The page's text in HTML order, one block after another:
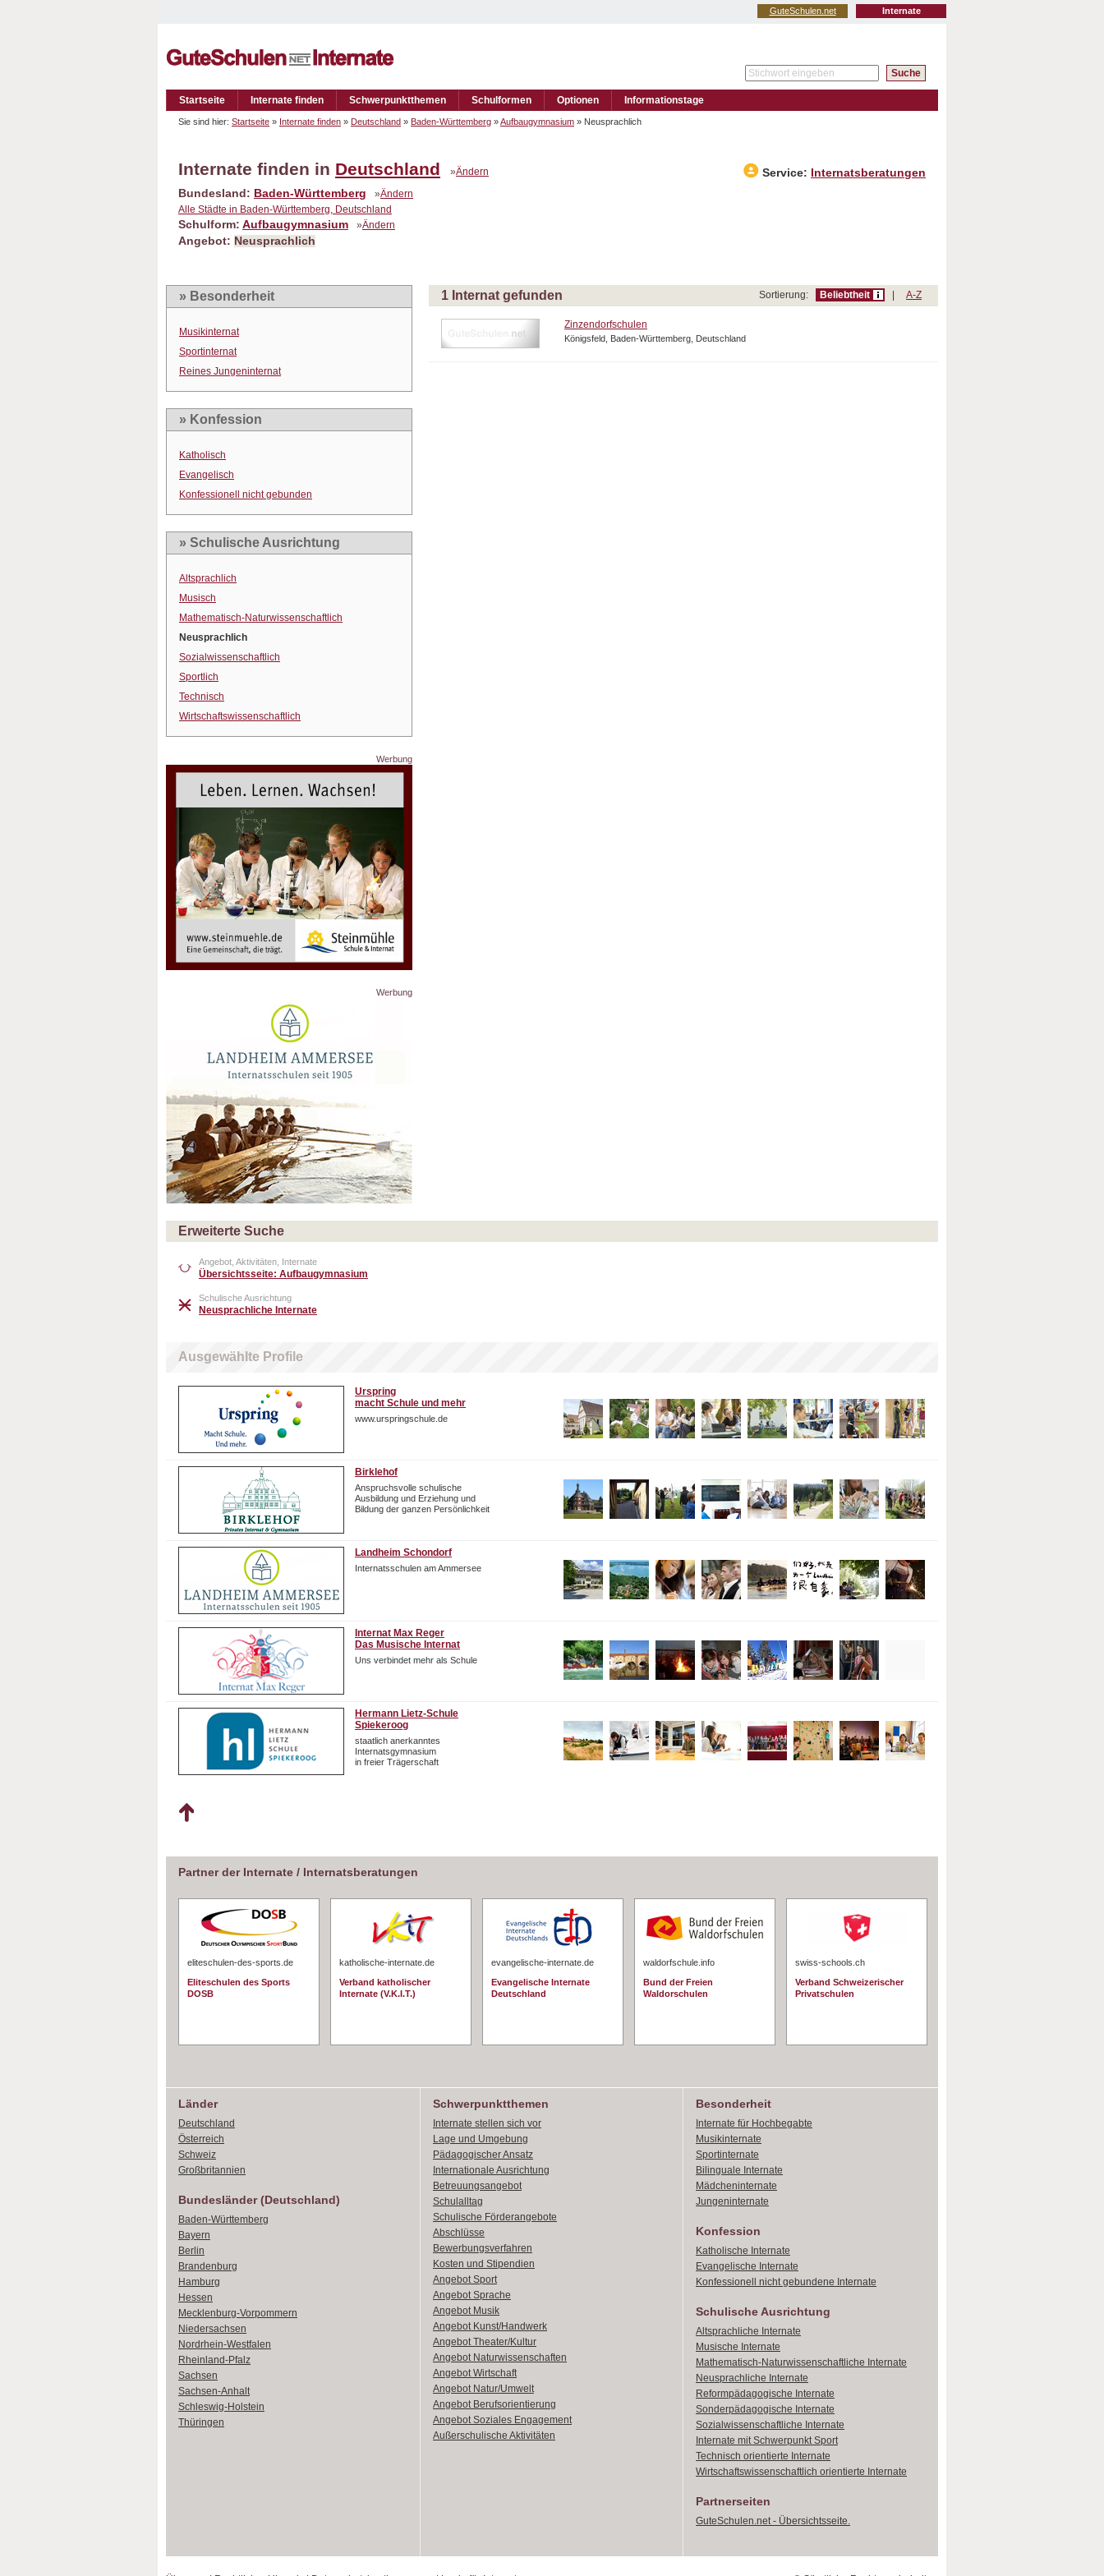
Internate
GuteSchulen.net
Startseite Internate finden Schwerpunktthemen Schulformen Optionen Informationstage
Sie sind hier: Startseite » Internate finden » Deutschland » Baden-Württemberg »Aufbaugymnasium » Neusprachlich
Internate finden in Deutschland »Ändern Service:
Internatsberatungen
Bundesland: Baden-Württemberg »Ändern
Alle Städte in Baden-Württemberg, Deutschland
Schulform: Aufbaugymnasium »Ändern
Angebot: Neusprachlich
» Besonderheit
Musikinternat
Sportinternat
Reines Jungeninternat
» Konfession
Katholisch
Evangelisch
Konfessionell nicht gebunden
» Schulische Ausrichtung
Altsprachlich
Musisch
Mathematisch-Naturwissenschaftlich
Neusprachlich
Sozialwissenschaftlich
Sportlich
Technisch
Wirtschaftswissenschaftlich
Werbung
Werbung
1 Internat gefunden Sortierung: Beliebtheit A-Z
Zinzendorfschulen
Königsfeld, Baden-Württemberg, Deutschland
Erweiterte Suche
Angebot, Aktivitäten, Internate
Übersichtsseite: Aufbaugymnasium
Schulische Ausrichtung
Neusprachliche Internate
Ausgewählte Profile
Urspring
macht Schule und mehr
www.urspringschule.de
Birklehof
Anspruchsvolle schulische
Ausbildung und Erziehung und
Bildung der ganzen Persönlichkeit
Landheim Schondorf
Internatsschulen am Ammersee
Internat Max Reger
Das Musische Internat
Uns verbindet mehr als Schule
Hermann Lietz-Schule
Spiekeroog
staatlich anerkanntes
Internatsgymnasium
in freier Trägerschaft
Partner der Internate / Internatsberatungen
eliteschulen-des-sports.de
Eliteschulen des Sports
DOSB
katholische-internate.de
Verband katholischer
Internate (V.K.I.T.)
evangelische-internate.de
Evangelische Internate
Deutschland
waldorfschule.info
Bund der Freien
Waldorschulen
swiss-schools.ch
Verband Schweizerischer
Privatschulen
Länder
Deutschland
Österreich
Schweiz
Großbritannien
Bundesländer (Deutschland)
Baden-Württemberg
Bayern
Berlin
Brandenburg
Hamburg
Hessen
Mecklenburg-Vorpommern
Niedersachsen
Nordrhein-Westfalen
Rheinland-Pfalz
Sachsen
Sachsen-Anhalt
Schleswig-Holstein
Thüringen
Schwerpunktthemen
Internate stellen sich vor
Lage und Umgebung
Pädagogischer Ansatz
Internationale Ausrichtung
Betreuungsangebot
Schulalltag
Schulische Förderangebote
Abschlüsse
Bewerbungsverfahren
Kosten und Stipendien
Angebot Sport
Angebot Sprache
Angebot Musik
Angebot Kunst/Handwerk
Angebot Theater/Kultur
Angebot Naturwissenschaften
Angebot Wirtschaft
Angebot Natur/Umwelt
Angebot Berufsorientierung
Angebot Soziales Engagement
Außerschulische Aktivitäten
Besonderheit
Internate für Hochbegabte
Musikinternate
Sportinternate
Bilinguale Internate
Mädcheninternate
Jungeninternate
Konfession
Katholische Internate
Evangelische Internate
Konfessionell nicht gebundene Internate
Schulische Ausrichtung
Altsprachliche Internate
Musische Internate
Mathematisch-Naturwissenschaftliche Internate
Neusprachliche Internate
Reformpädagogische Internate
Sonderpädagogische Internate
Sozialwissenschaftliche Internate
Internate mit Schwerpunkt Sport
Technisch orientierte Internate
Wirtschaftswissenschaftlich orientierte Internate
Partnerseiten
GuteSchulen.net - Übersichtsseite.